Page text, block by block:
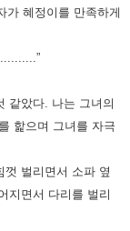
가 혜정이를 만족하게
같았다. 나는 그녀의
핥으며 그녀를 자극
껏 벌리면서 소파 옆
지면서 다리를 벌리